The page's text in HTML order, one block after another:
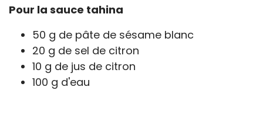
Pour la sauce tahina
50 g de pâte de sésame blanc
20 g de sel de citron
10 g de jus de citron
100 g d'eau